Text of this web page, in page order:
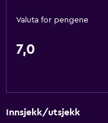
Valuta for pengene
7,0
Innsjekk/utsjekk